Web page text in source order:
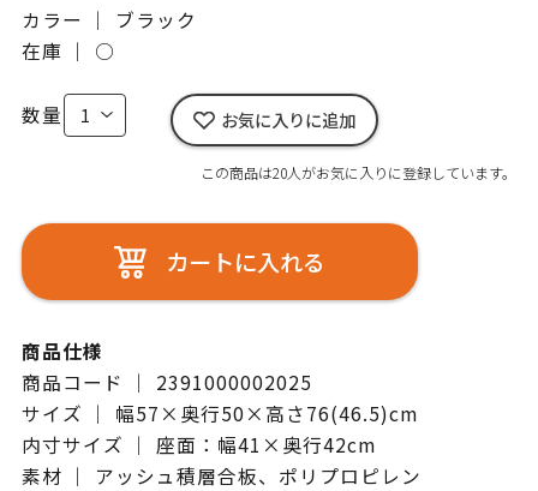
カラー ｜ ブラック
在庫 ｜ ○
数量 お気に入りに追加
この商品は20人がお気に入りに登録しています。
カートに入れる
商品仕様
商品コード ｜ 2391000002025
サイズ ｜ 幅57×奥行50×高さ76(46.5)cm
内寸サイズ ｜ 座面：幅41×奥行42cm
素材 ｜ アッシュ積層合板、ポリプロピレン